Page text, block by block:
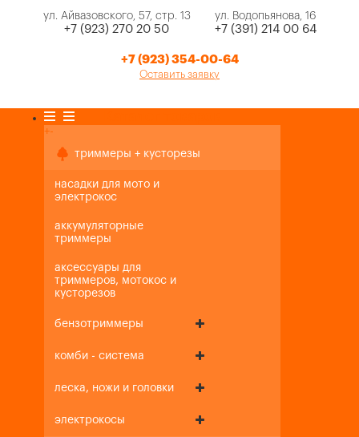
ул. Айвазовского, 57, стр. 13
+7 (923) 270 20 50
ул. Водопьянова, 16
+7 (391) 214 00 64
+7 (923) 354-00-64
Оставить заявку
+-
триммеры + кусторезы
насадки для мото и
электрокос
аккумуляторные
триммеры
аксессуары для
триммеров, мотокос и
кусторезов
бензотриммеры
комби - система
леска, ножи и головки
электрокосы